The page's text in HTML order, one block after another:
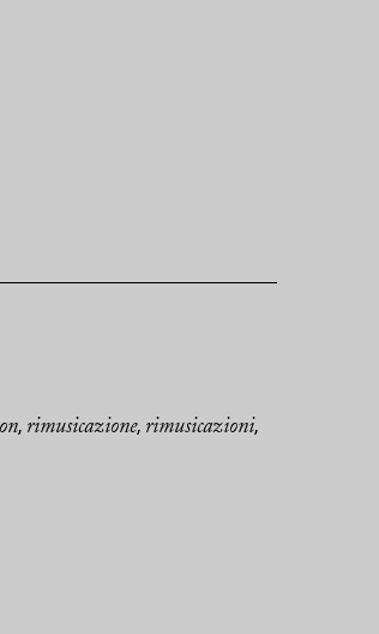
, rimusicazione, rimusicazioni,